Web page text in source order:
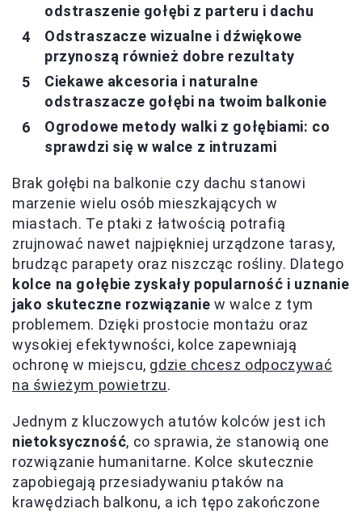
odstraszenie gołębi z parteru i dachu
Odstraszacze wizualne i dźwiękowe
przynoszą również dobre rezultaty
Ciekawe akcesoria i naturalne
odstraszacze gołębi na twoim balkonie
Ogrodowe metody walki z gołębiami: co
sprawdzi się w walce z intruzami
Brak gołębi na balkonie czy dachu stanowi
marzenie wielu osób mieszkających w
miastach. Te ptaki z łatwością potrafią
zrujnować nawet najpiękniej urządzone tarasy,
brudząc parapety oraz niszcząc rośliny. Dlatego
kolce na gołębie zyskały popularność i uznanie
jako skuteczne rozwiązanie w walce z tym
problemem. Dzięki prostocie montażu oraz
wysokiej efektywności, kolce zapewniają
ochronę w miejscu, gdzie chcesz odpoczywać
na świeżym powietrzu.
Jednym z kluczowych atutów kolców jest ich
nietoksyczność, co sprawia, że stanowią one
rozwiązanie humanitarne. Kolce skutecznie
zapobiegają przesiadywaniu ptaków na
krawędziach balkonu, a ich tępo zakończone